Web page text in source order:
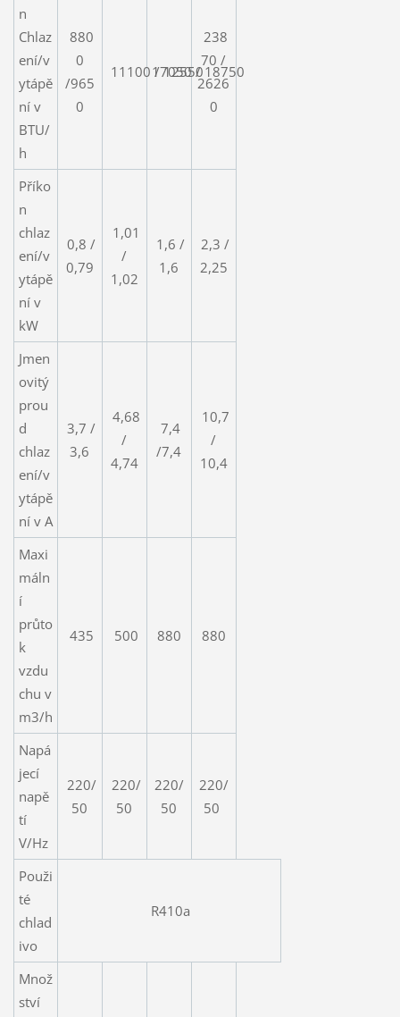
n
Chlaz
ení/v
ytápě
ní v
BTU/
h
880
0
/965
0
11100 / 12550
17050 / 18750
238
70 /
2626
0
Příko
n
chlaz
ení/v
ytápě
ní v
kW
0,8 /
0,79
1,01
/
1,02
1,6 /
1,6
2,3 /
2,25
Jmen
ovitý
prou
d
chlaz
ení/v
ytápě
ní v A
3,7 /
3,6
4,68
/
4,74
7,4
/7,4
10,7
/
10,4
Maxi
máln
í
průto
k
vzdu
chu v
m3/h
435 500 880 880
Napá
jecí
napě
tí
V/Hz
220/
50
220/
50
220/
50
220/
50
Použi
té
chlad
ivo
R410a
Množ
ství